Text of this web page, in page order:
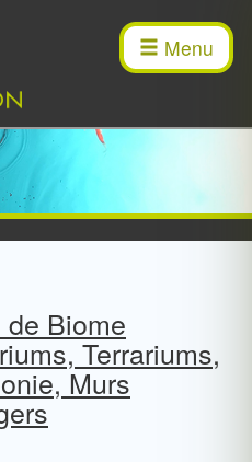
Menu
Biome
Terrariums,
Murs